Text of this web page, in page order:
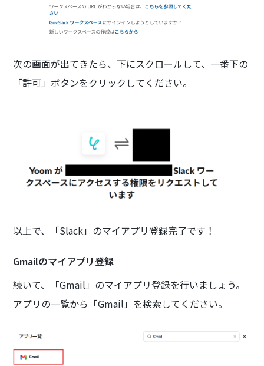
次の画面が出てきたら、下にスクロールして、一番下の
「許可」ボタンをクリックしてください。
以上で、「Slack」のマイアプリ登録完了です！
Gmailのマイアプリ登録
続いて、「Gmail」のマイアプリ登録を行いましょう。
アプリの一覧から「Gmail」を検索してください。